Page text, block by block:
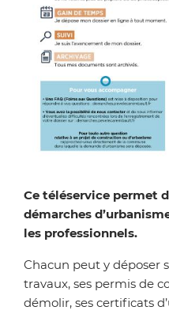
Ce téléservice permet
démarches
les professionnels.
Chacun peut y déposer
travaux, ses permis de
démolir, ses certificats